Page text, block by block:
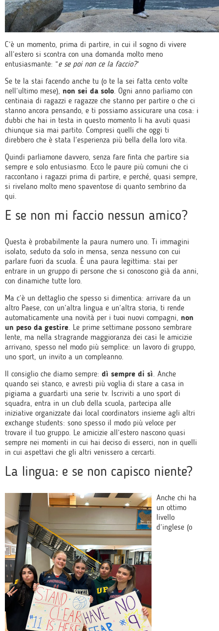
C’è un momento, prima di partire, in cui il sogno di vivere
all’estero si scontra con una domanda molto meno
entusiasmante: “e se poi non ce la faccio?“
Se te la stai facendo anche tu (o te la sei fatta cento volte
nell’ultimo mese), non sei da solo. Ogni anno parliamo con
centinaia di ragazzi e ragazze che stanno per partire o che ci
stanno ancora pensando, e ti possiamo assicurare una cosa: i
dubbi che hai in testa in questo momento li ha avuti quasi
chiunque sia mai partito. Compresi quelli che oggi ti
direbbero che è stata l’esperienza più bella della loro vita.
Quindi parliamone davvero, senza fare finta che partire sia
sempre e solo entusiasmo. Ecco le paure più comuni che ci
raccontano i ragazzi prima di partire, e perché, quasi sempre,
si rivelano molto meno spaventose di quanto sembrino da
qui.
E se non mi faccio nessun amico?
Questa è probabilmente la paura numero uno. Ti immagini
isolato, seduto da solo in mensa, senza nessuno con cui
parlare fuori da scuola. È una paura legittima: stai per
entrare in un gruppo di persone che si conoscono già da anni,
con dinamiche tutte loro.
Ma c’è un dettaglio che spesso si dimentica: arrivare da un
altro Paese, con un’altra lingua e un’altra storia, ti rende
automaticamente una novità per i tuoi nuovi compagni, non
un peso da gestire. Le prime settimane possono sembrare
lente, ma nella stragrande maggioranza dei casi le amicizie
arrivano, spesso nel modo più semplice: un lavoro di gruppo,
uno sport, un invito a un compleanno.
Il consiglio che diamo sempre: dì sempre di sì. Anche
quando sei stanco, e avresti più voglia di stare a casa in
pigiama a guardarti una serie tv. Iscriviti a uno sport di
squadra, entra in un club della scuola, partecipa alle
iniziative organizzate dai local coordinators insieme agli altri
exchange students: sono spesso il modo più veloce per
trovare il tuo gruppo. Le amicizie all’estero nascono quasi
sempre nei momenti in cui hai deciso di esserci, non in quelli
in cui aspettavi che gli altri venissero a cercarti.
La lingua: e se non capisco niente?
Anche chi ha
un ottimo
livello
d’inglese (o